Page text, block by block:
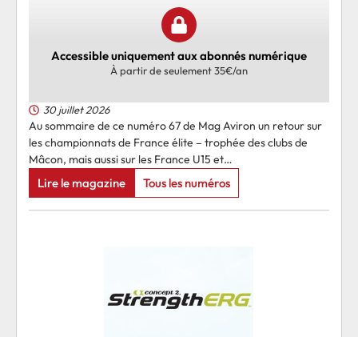
Accessible uniquement aux abonnés numérique
À partir de seulement 35€/an
30 juillet 2026
Au sommaire de ce numéro 67 de Mag Aviron un retour sur
les championnats de France élite – trophée des clubs de
Mâcon, mais aussi sur les France U15 et…
Lire le magazine Tous les numéros